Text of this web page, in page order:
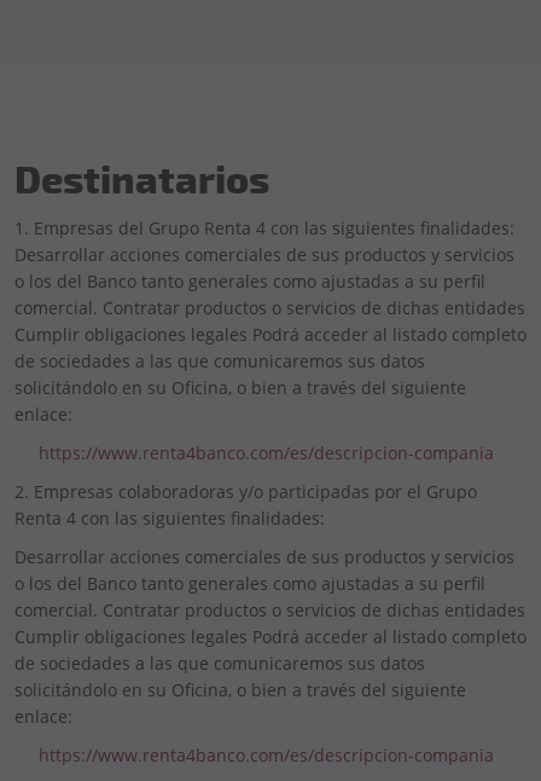
Destinatarios
1. Empresas del Grupo Renta 4 con las siguientes finalidades:
Desarrollar acciones comerciales de sus productos y servicios
o los del Banco tanto generales como ajustadas a su perfil
comercial. Contratar productos o servicios de dichas entidades
Cumplir obligaciones legales Podrá acceder al listado completo
de sociedades a las que comunicaremos sus datos
solicitándolo en su Oficina, o bien a través del siguiente
enlace:
https://www.renta4banco.com/es/descripcion-compania
2. Empresas colaboradoras y/o participadas por el Grupo
Renta 4 con las siguientes finalidades:
Desarrollar acciones comerciales de sus productos y servicios
o los del Banco tanto generales como ajustadas a su perfil
comercial. Contratar productos o servicios de dichas entidades
Cumplir obligaciones legales Podrá acceder al listado completo
de sociedades a las que comunicaremos sus datos
solicitándolo en su Oficina, o bien a través del siguiente
enlace:
https://www.renta4banco.com/es/descripcion-compania